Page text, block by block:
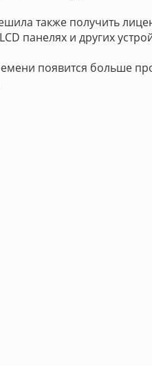
также получить
панелях и других
появится больше